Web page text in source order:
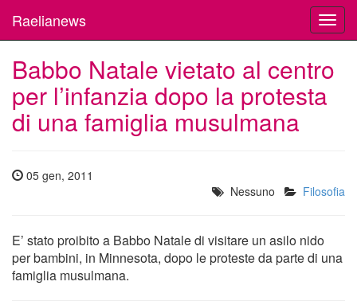
Raelianews
Babbo Natale vietato al centro
per l’infanzia dopo la protesta
di una famiglia musulmana
05 gen, 2011
Nessuno
Filosofia
E’ stato proibito a Babbo Natale di visitare un asilo nido
per bambini, in Minnesota, dopo le proteste da parte di una
famiglia musulmana.